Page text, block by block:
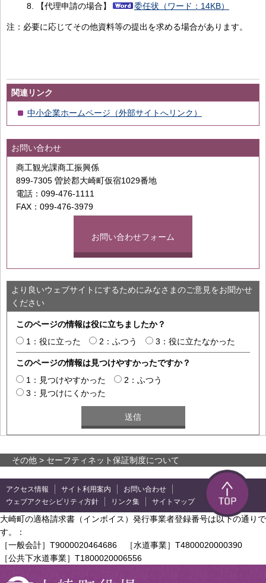
【代理申請の場合】
委任状（ワード：14KB）
注：必要に応じてその他資料等の提出を求める場合があります。
関連リンク
中小企業ホームページ（外部サイトへリンク）
お問い合わせ
商工観光課商工振興係
899-7305 曽於郡大崎町仮宿1029番地
電話：099-476-1111
FAX：099-476-3979
お問い合わせフォーム
より良いウェブサイトにするためにみなさまのご意見をお聞かせ
ください
このページの情報は役に立ちましたか？
1：役に立った
2：ふつう 3：役に立たなかった
このページの情報は見つけやすかったですか？
1：見つけやすかった
2：ふつう
3：見つけにくかった
その他 > セーフティネット保証制度について
アクセス情報 サイト利用案内
お問い合わせ
ウェブアクセシビリティ方針
リンク集 サイトマップ
大崎町の適格請求書（インボイス）発行事業者登録番号は以下の通りで
す。：
［一般会計］T9000020464686 ［水道事業］T4800020000390
［公共下水道事業］T1800020006556